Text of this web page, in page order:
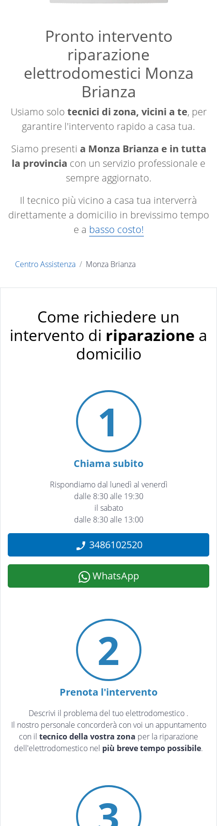
Pronto intervento
riparazione
elettrodomestici Monza
Brianza
Usiamo solo tecnici di zona, vicini a te, per
garantire l'intervento rapido a casa tua.
Siamo presenti a Monza Brianza e in tutta
la provincia con un servizio professionale e
sempre aggiornato.
Il tecnico più vicino a casa tua interverrà
direttamente a domicilio in brevissimo tempo
e a basso costo!
Centro Assistenza Monza Brianza
Come richiedere un
intervento di riparazione a
domicilio
1
Chiama subito
Rispondiamo dal lunedì al venerdì
dalle 8:30 alle 19:30
il sabato
dalle 8:30 alle 13:00
3486102520
WhatsApp
2
Prenota l'intervento
Descrivi il problema del tuo elettrodomestico .
Il nostro personale concorderà con voi un appuntamento
con il tecnico della vostra zona per la riparazione
dell'elettrodomestico nel più breve tempo possibile.